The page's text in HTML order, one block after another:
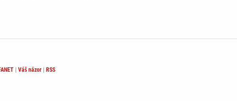
| Váš názor| RSS